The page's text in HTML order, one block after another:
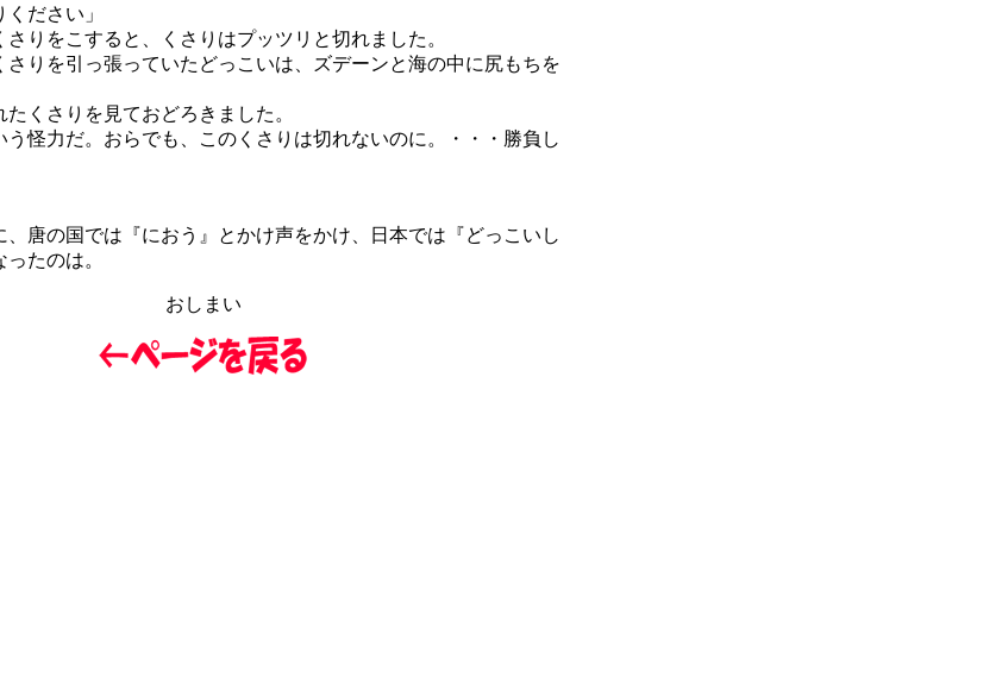
ださい」
りをこすると、くさりはプッツリと切れました。
りを引っ張っていたどっこいは、ズデーンと海の中に尻もちを
くさりを見ておどろきました。
う怪力だ。おらでも、このくさりは切れないのに。・・・勝負し
唐の国では『におう』とかけ声をかけ、日本では『どっこいし
たのは。
おしまい